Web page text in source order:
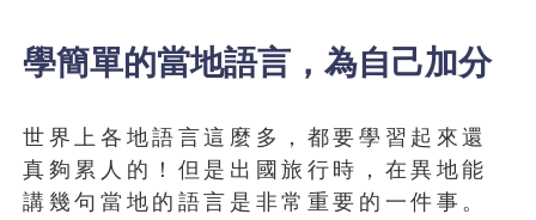
學簡單的當地語言，為自己加分
世界上各地語言這麼多，都要學習起來還
真夠累人的！但是出國旅行時，在異地能
講幾句當地的語言是非常重要的一件事。